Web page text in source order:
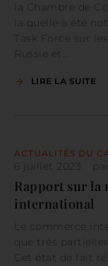
la Chambre de
la quelle a été
Task Force sur
Russie et…
LIRE LA SUITE
ACTUALITÉS DU
6 juillet 2023 par
Rapport sur la
international
Le commerce
que très
Cet état de fait